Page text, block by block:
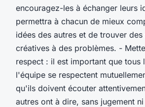
encouragez-les à échanger leurs
permettra à chacun de mieux
idées des autres et de trouver
créatives à des problèmes. -
respect : il est important que tous
l'équipe se respectent
qu'ils doivent écouter
autres ont à dire, sans jugement